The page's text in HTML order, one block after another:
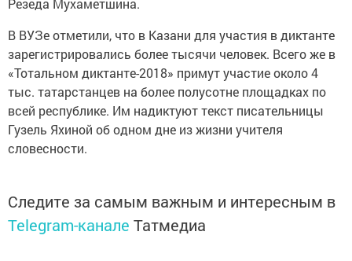
Резеда Мухаметшина.
В ВУЗе отметили, что в Казани для участия в диктанте
зарегистрировались более тысячи человек. Всего же в
«Тотальном диктанте-2018» примут участие около 4
тыс. татарстанцев на более полусотне площадках по
всей республике. Им надиктуют текст писательницы
Гузель Яхиной об одном дне из жизни учителя
словесности.
Следите за самым важным и интересным в
Telegram-канале Татмедиа